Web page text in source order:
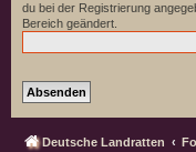
du bei der Registrierung
Bereich geändert.
Deutsche Landratten